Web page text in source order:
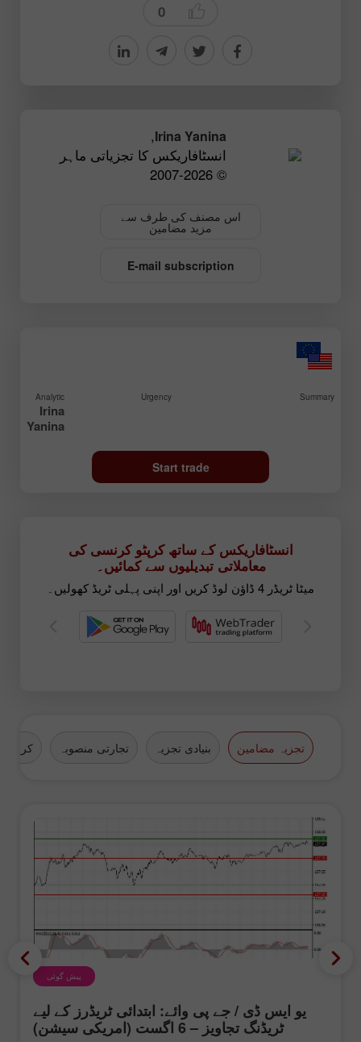
0
Irina Yanina
,
انسٹافاریکس کا تجزیاتی ماہر
© 2007-2026
اس مصنف کی طرف سے
مزید مضامین
E-mail subscription
Summary
Urgency
Analytic
Irina
Yanina
Start trade
انسٹافاریکس کے ساتھ کرپٹو کرنسی کی
معاملاتی تبدیلیوں سے کمائیں۔
میٹا ٹریڈر 4 ڈاؤن لوڈ کریں اور اپنی پہلی ٹریڈ کھولیں۔
تجزیہ مضامین بنیادی تجزیہ تجارتی منصوبہ کرپٹو
پیش گوئی
یو ایس ڈی / جے پی وائے: ابتدائی ٹریڈرز کے لیے
ٹریڈنگ تجاویز – 6 اگست (امریکی سیشن)